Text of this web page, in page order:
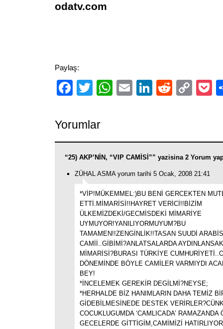
odatv.com
Paylaş:
Facebook
TwitterWhatsApp
EmailLinkedIn
Reddit
Yorumlar
“25) AKP’NİN, “VIP CAMİSİ”” yazisina 2 Yorum
ZÜHAL ASMA yorum tarihi 5 Ocak, 2008 21:41
*VİP!MÜKEMMEL:)BU BENİ GERCEKTEN
ETTİ.MİMARİSİ!!HAYRET VERİCİ!!BİZİM
ÜLKEMİZDEKİ/GECMİSDEKİ MİMARİYE
UYMUYOR!YANILIYORMUYUM?BU
TAMAMEN!!ZENGİNLİK!!TASAN SUUDİ
CAMİİ..GİBİMİ?ANLATSALARDA
MİMARİSİ?BURASI TÜRKİYE
DÖNEMİNDE BÖYLE CAMİLER VARMIYDI
BEY!
*İNCELEMEK GEREKİR DEGİLMİ?NEYSE;
*HERHALDE BİZ HANIMLARIN DAHA TEMİZ
GİDEBİLMESİNEDE DESTEK
COCUKLUGUMDA ‘CAMLICADA’ RAMAZANDA
GECELERDE GİTTİGİM,CAMİMİZİ